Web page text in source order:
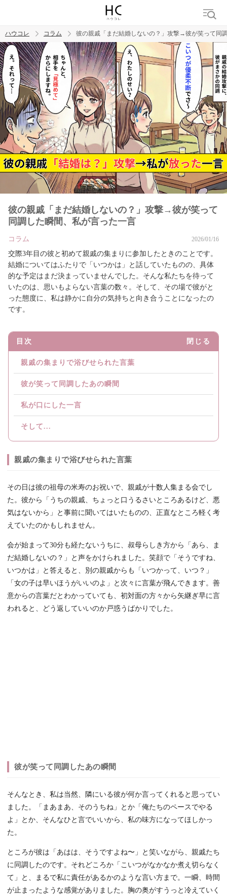
トレンド ワード
男の本音 男ウケ NG行動 彼女 イイ女 婚活
ハウコレ コラム 彼の親戚「まだ結婚しないの？」攻撃→彼が笑って同
彼の親戚「まだ結婚しないの？」攻撃→彼が笑って
同調した瞬間、私が言った一言
コラム 2026/01/16
交際3年目の彼と初めて親戚の集まりに参加したときのことです。
結婚についてはふたりで「いつかは」と話していたものの、具体
的な予定はまだ決まっていませんでした。そんな私たちを待って
いたのは、思いもよらない言葉の数々。そして、その場で彼がと
った態度に、私は静かに自分の気持ちと向き合うことになったの
です。
目次 閉じる
親戚の集まりで浴びせられた言葉
彼が笑って同調したあの瞬間
私が口にした一言
そして...
親戚の集まりで浴びせられた言葉
その日は彼の祖母の米寿のお祝いで、親戚が十数人集まる会でし
た。彼から「うちの親戚、ちょっと口うるさいところあるけど、悪
気はないから」と事前に聞いてはいたものの、正直なところ軽く考
えていたのかもしれません。
会が始まって30分も経たないうちに、叔母らしき方から「あら、ま
だ結婚しないの？」と声をかけられました。笑顔で「そうですね、
いつかは」と答えると、別の親戚からも「いつかって、いつ？」
「女の子は早いほうがいいのよ」と次々に言葉が飛んできます。善
意からの言葉だとわかっていても、初対面の方々から矢継ぎ早に言
われると、どう返していいのか戸惑うばかりでした。
彼が笑って同調したあの瞬間
そんなとき、私は当然、隣にいる彼が何か言ってくれると思ってい
ました。「まあまあ、そのうちね」とか「俺たちのペースでやる
よ」とか、そんなひと言でいいから、私の味方になってほしかっ
た。
ところが彼は「あはは、そうですよね〜」と笑いながら、親戚たち
に同調したのです。それどころか「こいつがなかなか煮え切らなく
て」と、まるで私に責任があるかのような言い方まで。一瞬、時間
が止まったような感覚がありました。胸の奥がすうっと冷えていく